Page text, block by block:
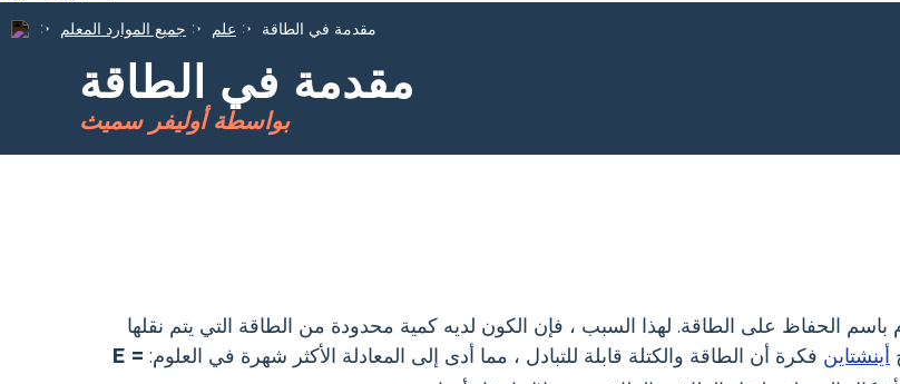
جميع الموارد المعلم علم مقدمة في الطاقة
مقدمة في الطاقة
بواسطة أوليفر سميث
باسم الحفاظ على الطاقة. لهذا السبب ، فإن الكون لديه كمية محدودة من الطاقة التي يتم نقلها
أينشتاين فكرة أن الطاقة والكتلة قابلة للتبادل ، مما أدى إلى المعادلة الأكثر شهرة في العلوم: E =